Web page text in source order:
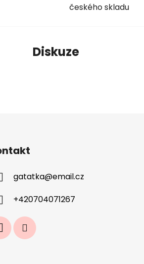
českého skladu
Diskuze
gatatka@email.cz
+420704071267